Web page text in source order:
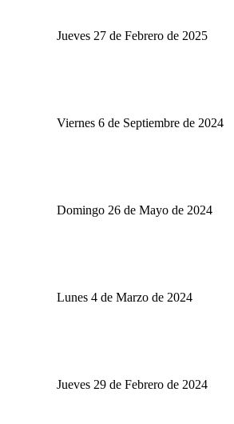
Jueves 27 de Febrero de 2025
Viernes 6 de Septiembre de 2024
Domingo 26 de Mayo de 2024
Lunes 4 de Marzo de 2024
Jueves 29 de Febrero de 2024